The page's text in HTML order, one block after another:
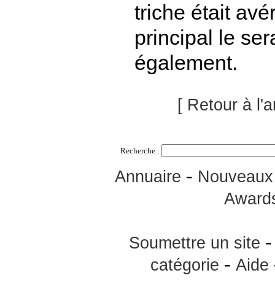
triche était
principal le
également.
[ Retour à
Recherche :
Annuaire -
Soumettre un site
catégorie - Aide